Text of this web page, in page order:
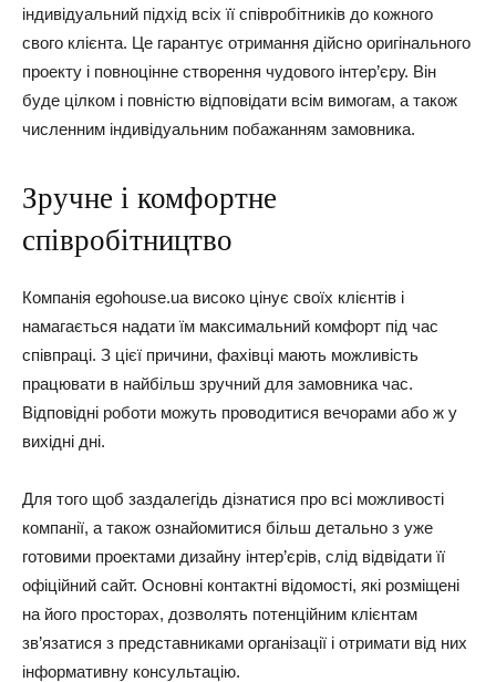
індивідуальний підхід всіх її співробітників до кожного
свого клієнта. Це гарантує отримання дійсно оригінального
проекту і повноцінне створення чудового інтер’єру. Він
буде цілком і повністю відповідати всім вимогам, а також
численним індивідуальним побажанням замовника.
Зручне і комфортне
співробітництво
Компанія egohouse.ua високо цінує своїх клієнтів і
намагається надати їм максимальний комфорт під час
співпраці. З цієї причини, фахівці мають можливість
працювати в найбільш зручний для замовника час.
Відповідні роботи можуть проводитися вечорами або ж у
вихідні дні.
Для того щоб заздалегідь дізнатися про всі можливості
компанії, а також ознайомитися більш детально з уже
готовими проектами дизайну інтер’єрів, слід відвідати її
офіційний сайт. Основні контактні відомості, які розміщені
на його просторах, дозволять потенційним клієнтам
зв’язатися з представниками організації і отримати від них
інформативну консультацію.